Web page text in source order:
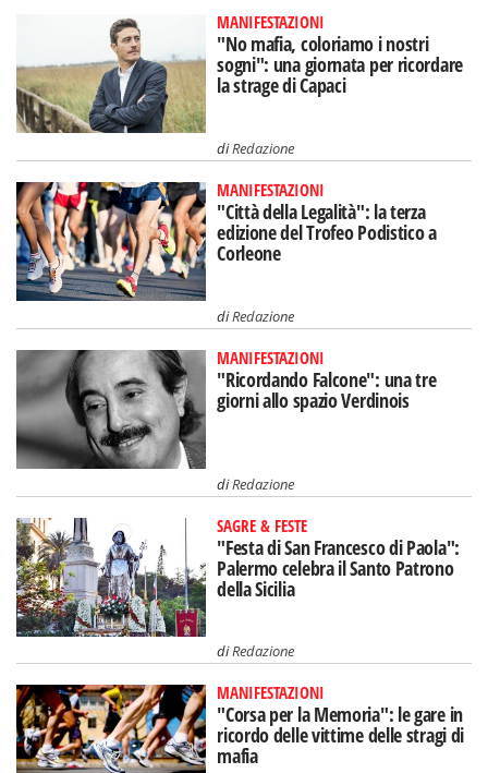
MANIFESTAZIONI
"No mafia, coloriamo i nostri
sogni": una giornata per ricordare
la strage di Capaci
diRedazione
MANIFESTAZIONI
"Città della Legalità": la terza
edizione del Trofeo Podistico a
Corleone
diRedazione
MANIFESTAZIONI
"Ricordando Falcone": una tre
giorni allo spazio Verdinois
diRedazione
SAGRE & FESTE
"Festa di San Francesco di Paola":
Palermo celebra il Santo Patrono
della Sicilia
diRedazione
MANIFESTAZIONI
"Corsa per la Memoria": le gare in
ricordo delle vittime delle stragi di
mafia